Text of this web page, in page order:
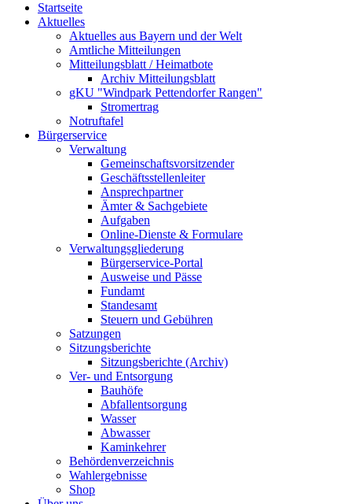
Startseite
Aktuelles
Aktuelles aus Bayern und der Welt
Amtliche Mitteilungen
Mitteilungsblatt / Heimatbote
Archiv Mitteilungsblatt
gKU "Windpark Pettendorfer Rangen"
Stromertrag
Notruftafel
Bürgerservice
Verwaltung
Gemeinschaftsvorsitzender
Geschäftsstellenleiter
Ansprechpartner
Ämter & Sachgebiete
Aufgaben
Online-Dienste & Formulare
Verwaltungsgliederung
Bürgerservice-Portal
Ausweise und Pässe
Fundamt
Standesamt
Steuern und Gebühren
Satzungen
Sitzungsberichte
Sitzungsberichte (Archiv)
Ver- und Entsorgung
Bauhöfe
Abfallentsorgung
Wasser
Abwasser
Kaminkehrer
Behördenverzeichnis
Wahlergebnisse
Shop